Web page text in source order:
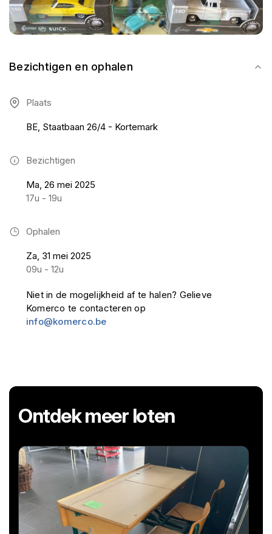
Bezichtigen en ophalen
Plaats
BE, Staatbaan 26/4 - Kortemark
Bezichtigen
Ma, 26 mei 2025
17u - 19u
Ophalen
Za, 31 mei 2025
09u - 12u
Niet in de mogelijkheid af te halen? Gelieve
Komerco te contacteren op
info@komerco.be
Ontdek meer loten